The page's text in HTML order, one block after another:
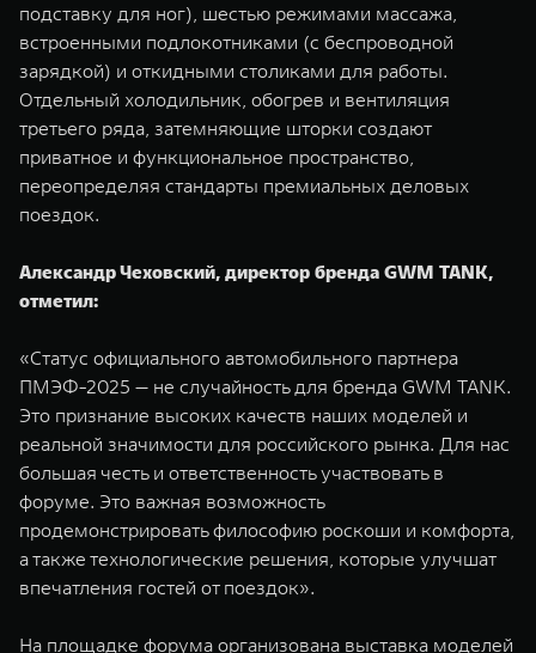
подставку для ног), шестью режимами массажа,
встроенными подлокотниками (с беспроводной
зарядкой) и откидными столиками для работы.
Отдельный холодильник, обогрев и вентиляция
третьего ряда, затемняющие шторки создают
приватное и функциональное пространство,
переопределяя стандарты премиальных деловых
поездок.
Александр Чеховский, директор бренда GWM TANK,
отметил:
«Статус официального автомобильного партнера
ПМЭФ-2025 — не случайность для бренда GWM TANK.
Это признание высоких качеств наших моделей и
реальной значимости для российского рынка. Для нас
большая честь и ответственность участвовать в
форуме. Это важная возможность
продемонстрировать философию роскоши и комфорта,
а также технологические решения, которые улучшат
впечатления гостей от поездок».
На площадке форума организована выставка моделей